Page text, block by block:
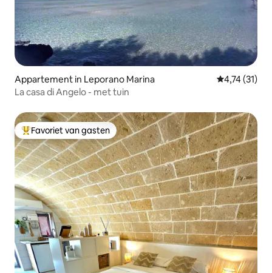
Appartement in Leporano Marina Gemiddelde
4,74 (31)
La casa di Angelo - met tuin
Topfavoriet van gasten
Favoriet van gasten